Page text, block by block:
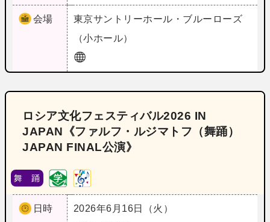
会場 東京サントリーホール・ブルーローズ
（小ホール）
ロシア文化フェスティバル2026 IN
JAPAN《ファルフ・ルジマトフ（舞踊）
JAPAN FINAL公演》
舞 踊
日時
2026年6月16日（火）